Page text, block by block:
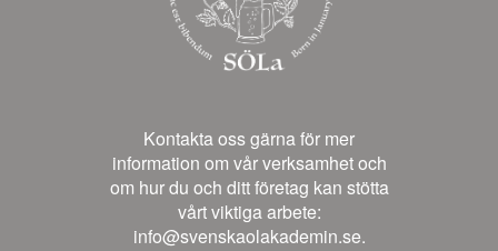
Kontakta oss gärna för mer
information om vår verksamhet och
om hur du och ditt företag kan stötta
vårt viktiga arbete:
info@svenskaolakademin.se.